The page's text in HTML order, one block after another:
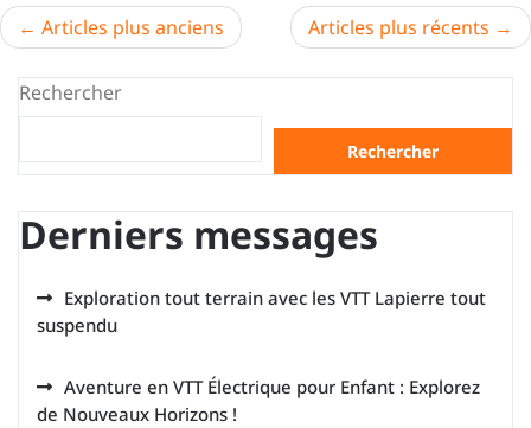
Navigation
des
articles
Articles plus anciens Articles plus récents
Rechercher
Rechercher
Derniers messages
Exploration tout terrain avec les VTT Lapierre tout
suspendu
Aventure en VTT Électrique pour Enfant : Explorez
de Nouveaux Horizons !